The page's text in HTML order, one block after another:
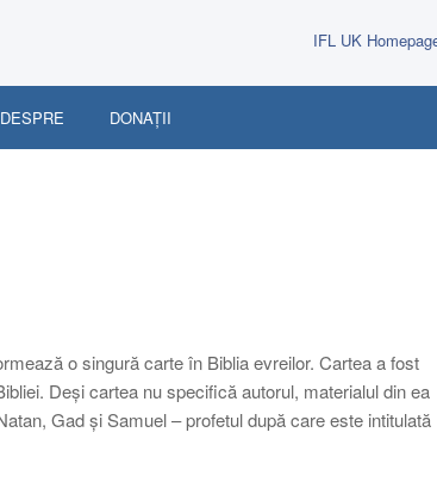
IFL UK
DESPRE DONAȚII
o singură carte în Biblia evreilor. Cartea a fost
Deși cartea nu specifică autorul, materialul din ea
Gad și Samuel – profetul după care este intitulată